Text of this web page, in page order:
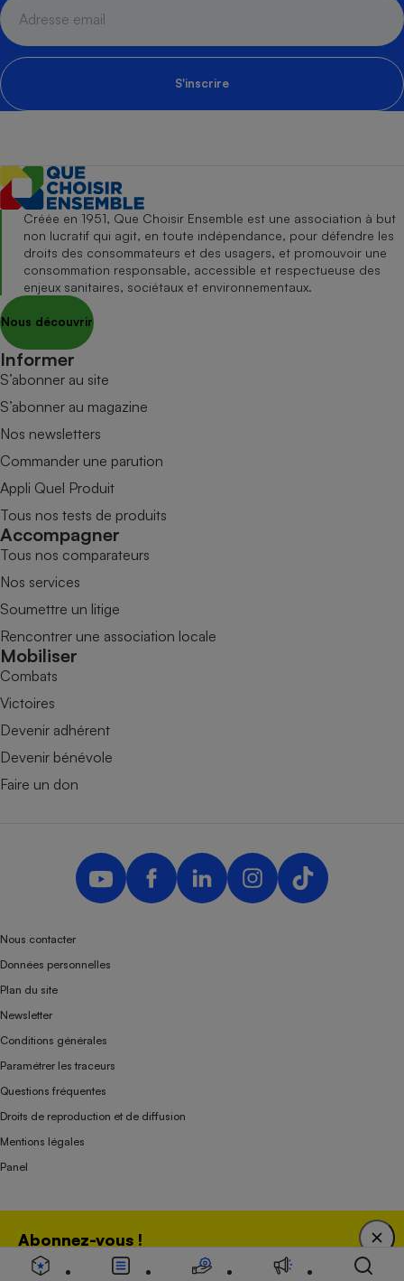
S'inscrire
Abonnez-vous !
Bénéficiez d'une expertise unique tout en soutenant
Créée en 1951, Que Choisir Ensemble est une association à but
non lucratif qui agit, en toute indépendance, pour défendre les
droits des consommateurs et des usagers, et promouvoir une
consommation responsable, accessible et respectueuse des
enjeux sanitaires, sociétaux et environnementaux.
Nous découvrir
Informer
S’abonner au site
S’abonner au magazine
Nos newsletters
Commander une parution
Appli Quel Produit
Tous nos tests de produits
Accompagner
Tous nos comparateurs
Nos services
Soumettre un litige
Rencontrer une association locale
Mobiliser
Combats
Victoires
Devenir adhérent
Devenir bénévole
Faire un don
Nous contacter
Données personnelles
Plan du site
Newsletter
Conditions générales
Paramétrer les traceurs
Questions fréquentes
Droits de reproduction et de diffusion
Mentions légales
Panel
Association indépendante de l’État, des syndicats, des producteurs et des
distributeurs depuis 1951.